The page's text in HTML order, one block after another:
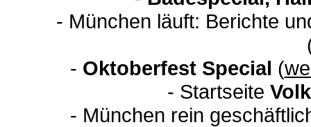
- München läuft: Berichte
- Oktoberfest Special (
- Startseite
- München rein